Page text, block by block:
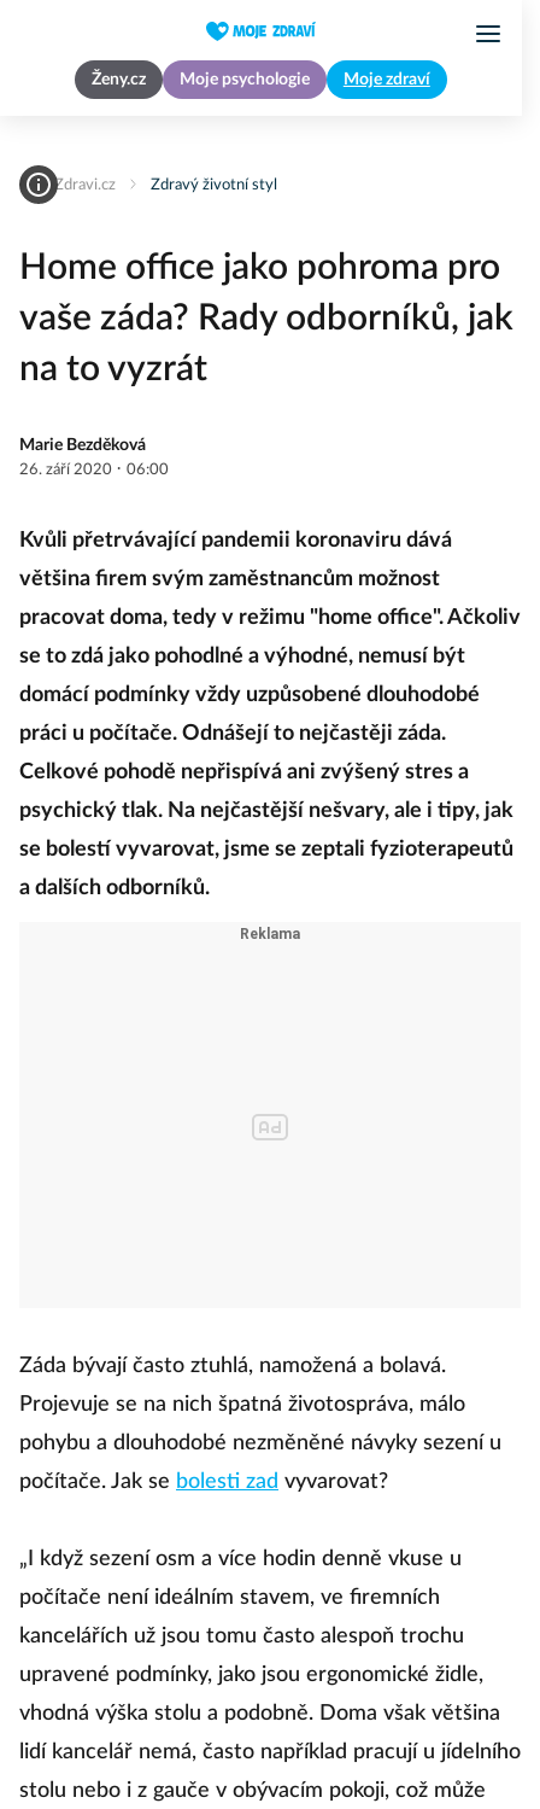
Ženy.cz Moje psychologie Moje zdraví
MojeZdravi.cz Zdravý životní styl
Home office jako pohroma pro
vaše záda? Rady odborníků, jak
na to vyzrát
Marie Bezděková
26. září 2020 · 06:00
Kvůli přetrvávající pandemii koronaviru dává
většina firem svým zaměstnancům možnost
pracovat doma, tedy v režimu "home office". Ačkoliv
se to zdá jako pohodlné a výhodné, nemusí být
domácí podmínky vždy uzpůsobené dlouhodobé
práci u počítače. Odnášejí to nejčastěji záda.
Celkové pohodě nepřispívá ani zvýšený stres a
psychický tlak. Na nejčastější nešvary, ale i tipy, jak
se bolestí vyvarovat, jsme se zeptali fyzioterapeutů
a dalších odborníků.
Záda bývají často ztuhlá, namožená a bolavá.
Projevuje se na nich špatná životospráva, málo
pohybu a dlouhodobé nezměněné návyky sezení u
počítače. Jak se bolesti zad vyvarovat?
„I když sezení osm a více hodin denně vkuse u
počítače není ideálním stavem, ve firemních
kancelářích už jsou tomu často alespoň trochu
upravené podmínky, jako jsou ergonomické židle,
vhodná výška stolu a podobně. Doma však většina
lidí kancelář nemá, často například pracují u jídelního
stolu nebo i z gauče v obývacím pokoji, což může